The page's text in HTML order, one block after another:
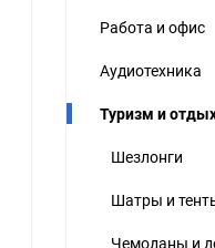
Работа и офис
Аудиотехника
Туризм и
Шезлонги
Шатры и
Чемоданы и